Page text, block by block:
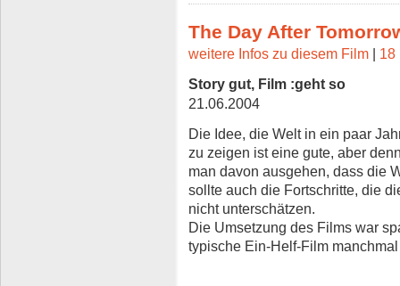
The Day After
weitere Infos zu diesem Film
18
Story gut, Film :geht so
21.06.2004
Die Idee, die Welt in ein paar
zu zeigen ist eine gute, aber
man davon ausgehen, dass die
sollte auch die Fortschritte, die
nicht unterschätzen.
Die Umsetzung des Films war
typische Ein-Helf-Film